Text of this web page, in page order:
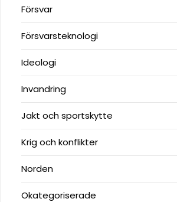
Försvar
Försvarsteknologi
Ideologi
Invandring
Jakt och sportskytte
Krig och konflikter
Norden
Okategoriserade